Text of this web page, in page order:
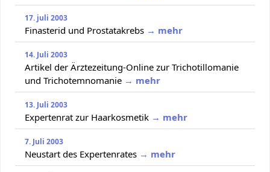
17. juli 2003
Finasterid und Prostatakrebs → mehr
14. Juli 2003
Artikel der Ärztezeitung-Online zur Trichotillomanie
und Trichotemnomanie → mehr
13. Juli 2003
Expertenrat zur Haarkosmetik → mehr
7. Juli 2003
Neustart des Expertenrates → mehr